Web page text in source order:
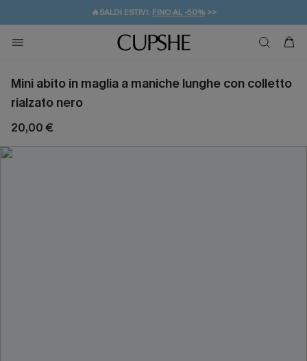
🔥SALDI ESTIVI: FINO AL -50%>>
🚚SPEDIZIONE GRATUITA DA 49€
💌REGALO PER I NUOVI: 20% DI SCONTO*
Mini abito in maglia a maniche lunghe con colletto
rialzato nero
20,00 €